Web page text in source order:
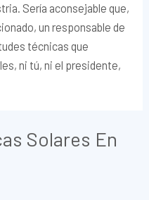
Sería aconsejable que,
un responsable de
técnicas que
ni tú, ni el presidente,
Solares En